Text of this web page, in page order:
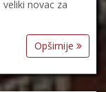
novac za
Opširnije